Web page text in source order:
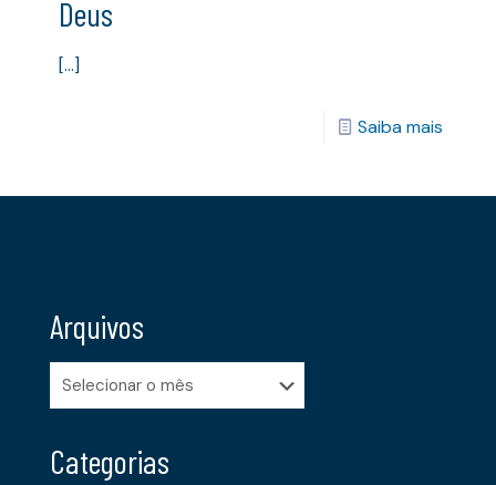
Deus
[…]
Saiba mais
Arquivos
Arquivos
Categorias